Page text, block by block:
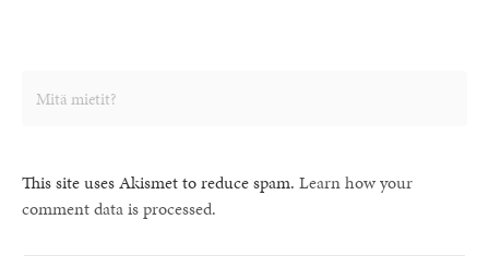
This site uses Akismet to reduce spam. Learn how your
comment data is processed.